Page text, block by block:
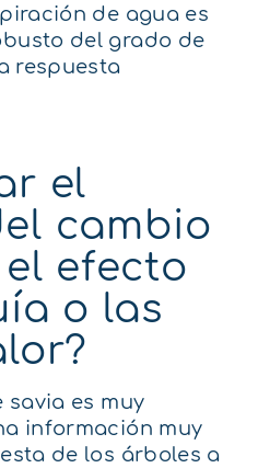
de agua es
del grado de
respuesta
el
cambio
efecto
o las
savia es muy
información muy
de los árboles a